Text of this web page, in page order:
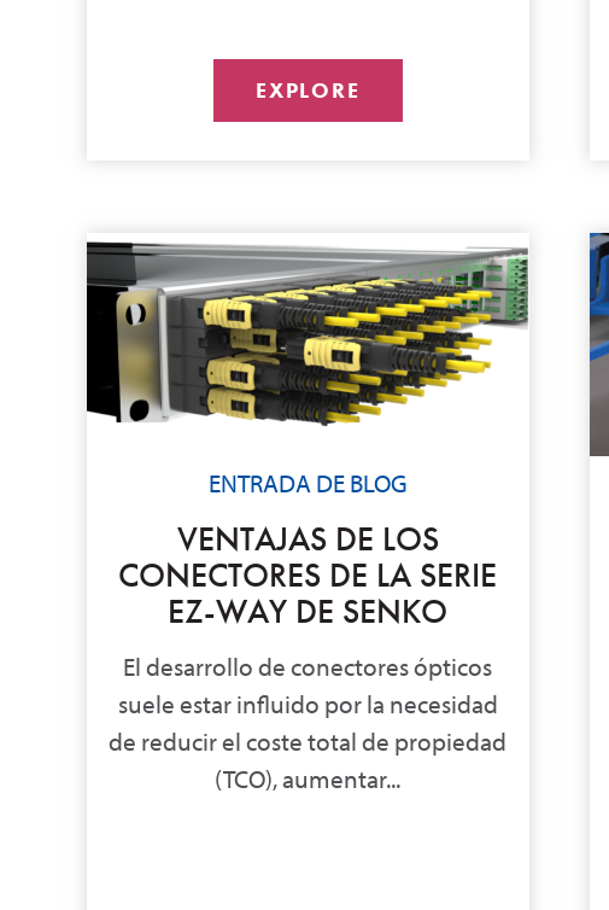
EXPLORE
ENTRADA DE BLOG
VENTAJAS DE LOS
CONECTORES DE LA SERIE
EZ-WAY DE SENKO
El desarrollo de conectores ópticos
suele estar influido por la necesidad
de reducir el coste total de propiedad
(TCO), aumentar...